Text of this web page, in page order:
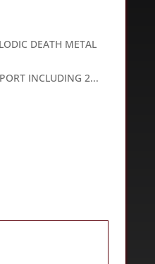
DEATH METAL
INCLUDING 2...